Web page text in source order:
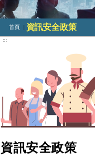
首頁 | 資訊安全政策
:::
資訊安全政策